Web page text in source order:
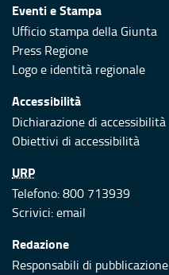
Eventi e Stampa
Ufficio stampa della Giunta
Press Regione
Logo e identità regionale
Accessibilità
Dichiarazione di accessibilità
Obiettivi di accessibilità
URP
Telefono: 800 713939
Scrivici:email
Redazione
Responsabili di pubblicazione